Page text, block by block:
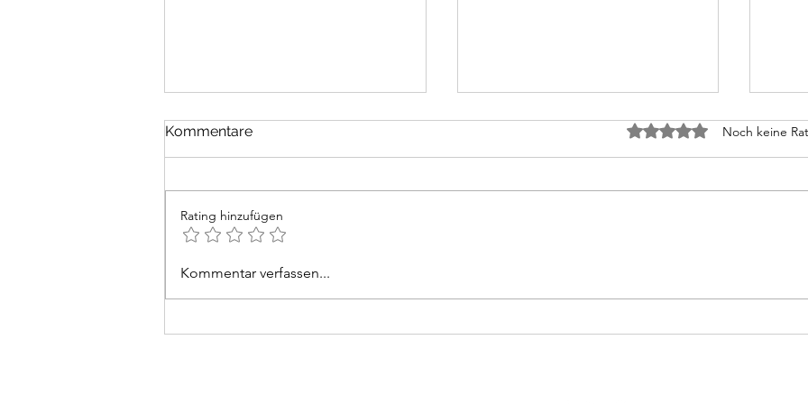
Religionen
Jede Religion muss von sich
haben ihre Häuser für Gebete
und Rituale. Ein „Haus der
Religionen“, wie es das
Tod
Kommentare Mit 0 von 5 Sternen
Noch keine
Rating hinzufügen
Kommentar verfassen...